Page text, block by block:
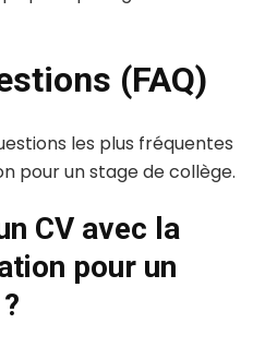
(FAQ)
les plus fréquentes
pour un stage de collège.
CV avec la
pour un